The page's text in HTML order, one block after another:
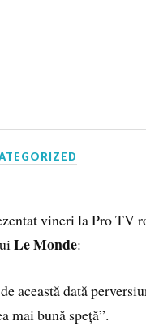
vineri la Pro TV
Le Monde:
această dată
mai bună speță”.